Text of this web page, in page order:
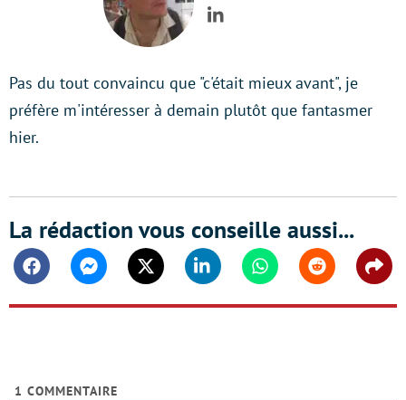
LinkedIn
Pas du tout convaincu que "c'était mieux avant", je
préfère m'intéresser à demain plutôt que fantasmer
hier.
La rédaction vous conseille aussi...
FacebookMessengerTwitter Linkedin WhatsappReddit
1 COMMENTAIRE